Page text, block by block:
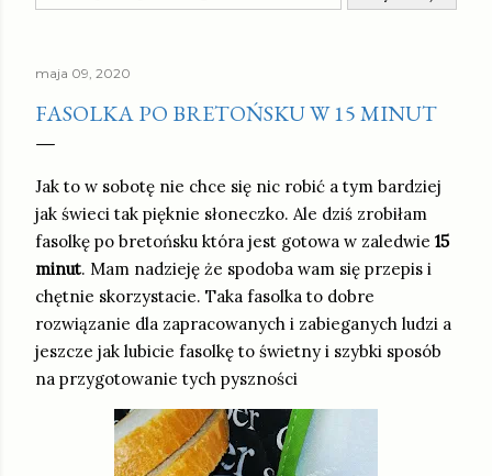
maja 09, 2020
FASOLKA PO BRETOŃSKU W 15 MINUT
Jak to w sobotę nie chce się nic robić a tym bardziej
jak świeci tak pięknie słoneczko. Ale dziś zrobiłam
fasolkę po bretońsku która jest gotowa w zaledwie 15
minut. Mam nadzieję że spodoba wam się przepis i
chętnie skorzystacie. Taka fasolka to dobre
rozwiązanie dla zapracowanych i zabieganych ludzi a
jeszcze jak lubicie fasolkę to świetny i szybki sposób
na przygotowanie tych pyszności